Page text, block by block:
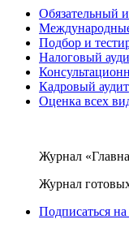
Обязательный
Подбор и
Налоговый
Кадровый аудит
Оценка всех
Журнал
Журнал
Подписаться